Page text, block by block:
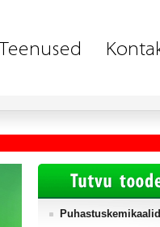
Puhastuskemikaalid